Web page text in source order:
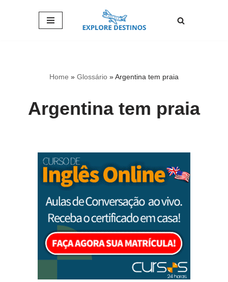
Home » Glossário »Argentina tem praia
Argentina tem praia